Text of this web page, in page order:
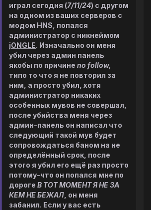
играл сегодня (7/11/24) с другом
на одном из ваших серверов с
модом HNS, попался
администратор с никнеймом
jONGLE. Изначально он меня
убил через админ панель
якобы по причине no follow,
типо то что я не повторил за
ним, а просто убил, хотя
администратор никаких
особенных мувов не совершал,
после убийства меня через
админ-панель он написал что
следующий такой мув будет
сопровождаться баном на не
определённый срок, после
этого я убил его ещё раз просто
потому-что он попался мне по
дороге В ТОТ МОМЕНТ Я НЕ ЗА
КЕМ НЕ БЕЖАЛ , он меня
забанил. Если у вас есть